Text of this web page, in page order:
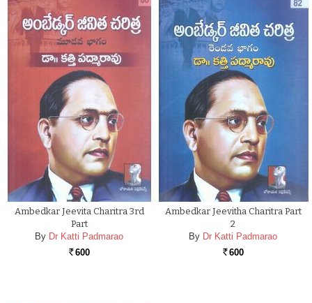
Ambedkar Jeevita Charitra 3rd
Part
By Dr Katti Padmarao
Rs. 600
Ambedkar Jeevitha Charitra Part
2
By Dr Katti Padmarao
Rs. 600